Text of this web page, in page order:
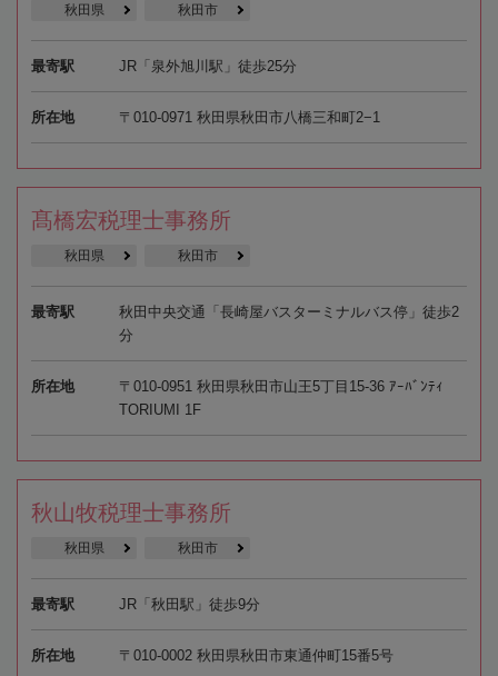
秋田県 秋田市
最寄駅 JR「泉外旭川駅」徒歩25分
所在地 〒010-0971 秋田県秋田市八橋三和町2−1
髙橋宏税理士事務所
秋田県 秋田市
最寄駅
秋田中央交通「長崎屋バスターミナルバス停」徒歩2
分
所在地
〒010-0951 秋田県秋田市山王5丁目15-36 ｱｰﾊﾞﾝﾃｨ
TORIUMI 1F
秋山牧税理士事務所
秋田県 秋田市
最寄駅 JR「秋田駅」徒歩9分
所在地 〒010-0002 秋田県秋田市東通仲町15番5号